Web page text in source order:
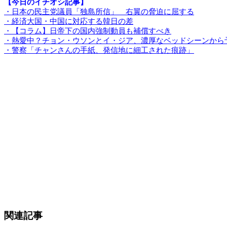
【今日のイチオシ記事】
・日本の民主党議員「独島所信」 右翼の脅迫に屈する
・経済大国・中国に対応する韓日の差
・【コラム】日帝下の国内強制動員も補償すべき
・熱愛中？チョン・ウソンとイ・ジア、濃厚なベッドシーンから
・警察「チャンさんの手紙、発信地に細工された痕跡」
関連記事